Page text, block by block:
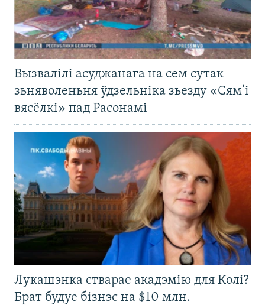
Вызвалілі асуджанага на сем сутак
зьняволеньня ўдзельніка зьезду «Сям’і
вясёлкі» пад Расонамі
Лукашэнка стварае акадэмію для Колі?
Брат будуе бізнэс на $10 млн.